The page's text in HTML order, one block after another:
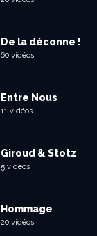
De la déconne !
60 vidéos
Entre Nous
11 vidéos
Giroud & Stotz
5 vidéos
Hommage
20 vidéos